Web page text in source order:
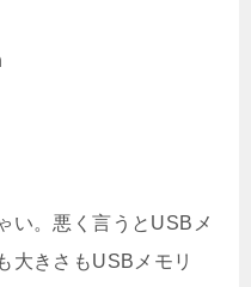
い。悪く言うとUSBメ
大きさもUSBメモリ